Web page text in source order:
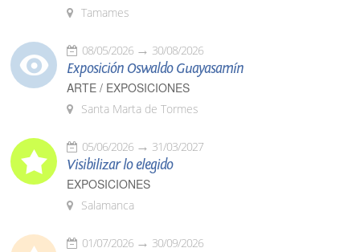
Tamames
08/05/2026 30/08/2026
Exposición Oswaldo Guayasamín
ARTE / EXPOSICIONES
Santa Marta de Tormes
05/06/2026 31/03/2027
Visibilizar lo elegido
EXPOSICIONES
Salamanca
01/07/2026 30/09/2026